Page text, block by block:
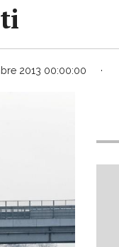
2013 00:00:00